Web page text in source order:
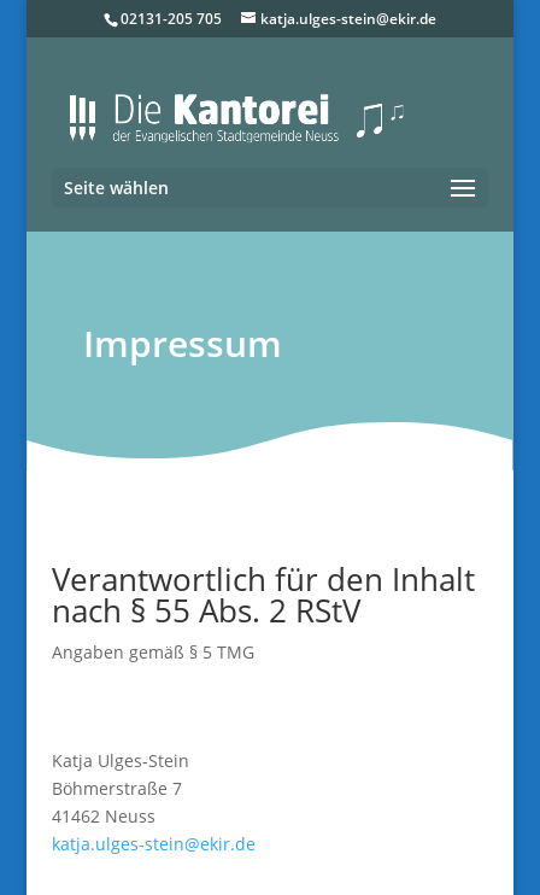
02131-205 705 katja.ulges-stein@ekir.de
Seite wählen
Impressum
Verantwortlich für den Inhalt
nach § 55 Abs. 2 RStV
Angaben gemäß § 5 TMG
Katja Ulges-Stein
Böhmerstraße 7
41462 Neuss
katja.ulges-stein@ekir.de